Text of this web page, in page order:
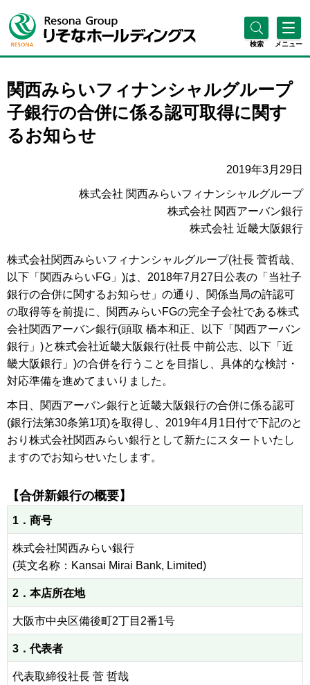
検索 メニュー
関西みらいフィナンシャルグループ
子銀行の合併に係る認可取得に関す
るお知らせ
2019年3月29日
株式会社 関西みらいフィナンシャルグループ
株式会社 関西アーバン銀行
株式会社 近畿大阪銀行
株式会社関西みらいフィナンシャルグループ(社長 菅哲哉、
以下「関西みらいFG」)は、2018年7月27日公表の「当社子
銀行の合併に関するお知らせ」の通り、関係当局の許認可
の取得等を前提に、関西みらいFGの完全子会社である株式
会社関西アーバン銀行(頭取 橋本和正、以下「関西アーバン
銀行」)と株式会社近畿大阪銀行(社長 中前公志、以下「近
畿大阪銀行」)の合併を行うことを目指し、具体的な検討・
対応準備を進めてまいりました。
本日、関西アーバン銀行と近畿大阪銀行の合併に係る認可
(銀行法第30条第1項)を取得し、2019年4月1日付で下記のと
おり株式会社関西みらい銀行として新たにスタートいたし
ますのでお知らせいたします。
【合併新銀行の概要】
1．商号
株式会社関西みらい銀行
(英文名称：Kansai Mirai Bank, Limited)
2．本店所在地
大阪市中央区備後町2丁目2番1号
3．代表者
代表取締役社長 菅 哲哉